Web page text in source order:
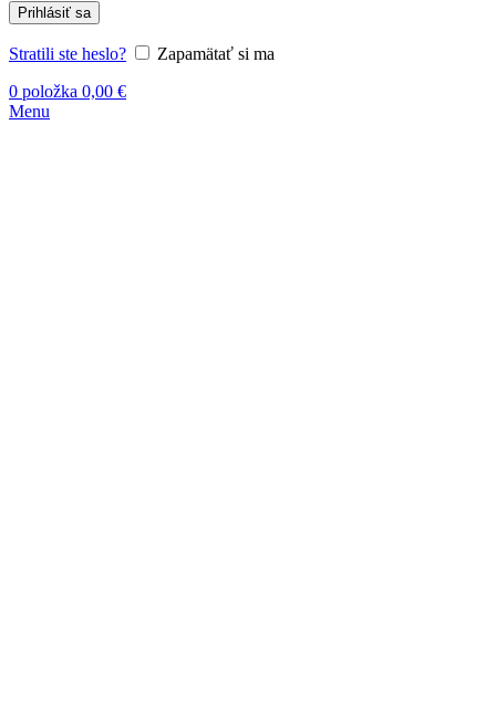
Prihlásiť sa
Stratili ste heslo?
Zapamätať si ma
0 položka 0,00 €
Menu